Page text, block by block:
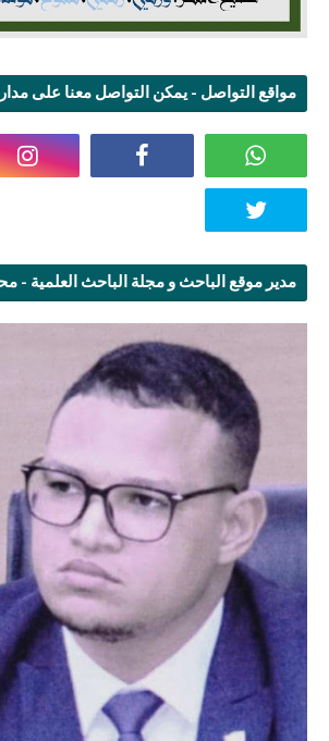
مواقع التواصل - يمكن التواصل معنا على
مدير موقع الباحث و مجلة الباحث العلمية -